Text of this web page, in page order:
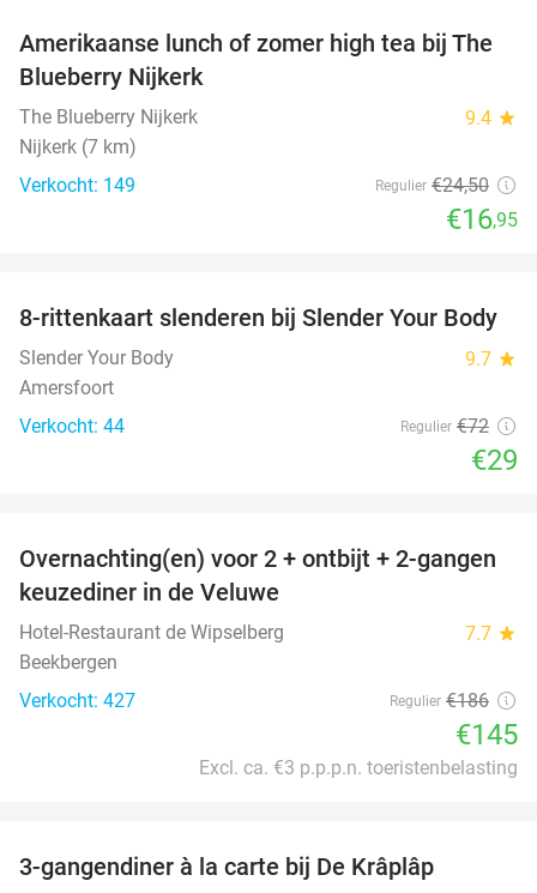
31%
Amerikaanse lunch of zomer high tea bij The
Blueberry Nijkerk
The Blueberry Nijkerk 9.4 star
Nijkerk (7 km)
Verkocht: 149
Regulier €24,50
€16,95
60%
8-rittenkaart slenderen bij Slender Your Body
Slender Your Body 9.7 star
Amersfoort
Verkocht: 44
Regulier €72
€29
22%
Overnachting(en) voor 2 + ontbijt + 2-gangen
keuzediner in de Veluwe
Hotel-Restaurant de Wipselberg 7.7 star
Beekbergen
Verkocht: 427
Regulier €186
€145
Excl. ca. €3 p.p.p.n. toeristenbelasting
3-gangendiner à la carte bij De Krâplâp